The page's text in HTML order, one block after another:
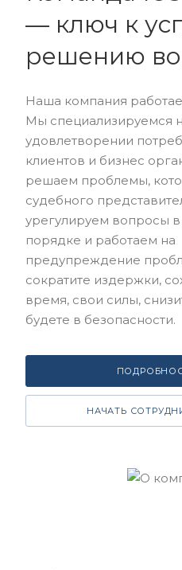
— ключ к
решению
Наша компания
Мы специализируемся
удовлетворении
клиентов и бизнес
решаем проблемы,
судебного
урегулируем вопросы
порядке и работаем на
предупреждение
сократите издержки,
время, свои силы,
будете в безопасности.
НАЧАТЬ